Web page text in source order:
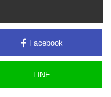
Facebook
LINE